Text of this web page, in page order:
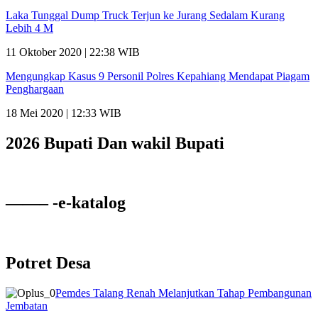
Laka Tunggal Dump Truck Terjun ke Jurang Sedalam Kurang
Lebih 4 M
11 Oktober 2020 | 22:38 WIB
Mengungkap Kasus 9 Personil Polres Kepahiang Mendapat Piagam
Penghargaan
18 Mei 2020 | 12:33 WIB
2026 Bupati Dan wakil Bupati
——– -e-katalog
Potret Desa
Pemdes Talang Renah Melanjutkan Tahap Pembangunan
Jembatan